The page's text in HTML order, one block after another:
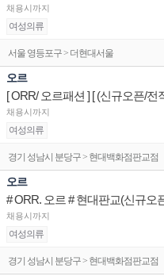
채용시까지
여성의류
서울 영등포구 > 더현대서울
오르
채용시까지
여성의류
경기 성남시 분당구 > 현대백화점판교점
오르
채용시까지
여성의류
경기 성남시 분당구 > 현대백화점판교점